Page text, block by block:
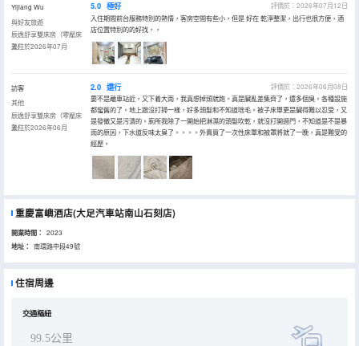
Yijiang Wu
與好友旅遊
辰逸舒享雙床房（零壓床
墊）
入住於2026年07月
5.0 極好
評價於：2026年07月12日
入住期間前台服務特別的熱情，客房空間有些小，但是 好在 乾淨整潔，出行也很方便，酒
店位置特別的的好找，，
訪客
其他
辰逸舒享雙床房（零壓床
墊）
入住於2026年06月
2.0 還行
評價於：2026年06月08日
要不是離車站近，又下着大雨，我真想掉頭就跑。真是臟亂差集齊了，還多個臭。各種設施
都蠻舊的了。地上跟沒打掃一樣，好多頭髮和不知道啥毛。被子床單更是臟得難以忍受，又
是發黴又是污漬的。廁所我除了一開始把淋濕的頭髮吹乾，就沒打開過門，不知道是不是暴
雨的原因，下水道反味太臭了。。。。外賣買了一次性床單和被罩將就了一晚，真是難受的
經歷。
重慶富嶼酒店(大足汽車站南山石刻店)
開業時間： 2023
地址： 南環路中段49號
住宿周邊
交通樞紐
99.5公里